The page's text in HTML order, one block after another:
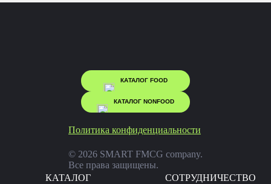
КАТАЛОГ FOOD
КАТАЛОГ NONFOOD
Политика конфиденциальности
© 2026 SMART FMCG company.
Все права защищены.
КАТАЛОГ
CОТРУДНИЧЕСТВО